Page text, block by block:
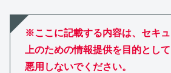
※ここに記載する内容は、セキ
上のための情報提供を目的とし
悪用しないでください。